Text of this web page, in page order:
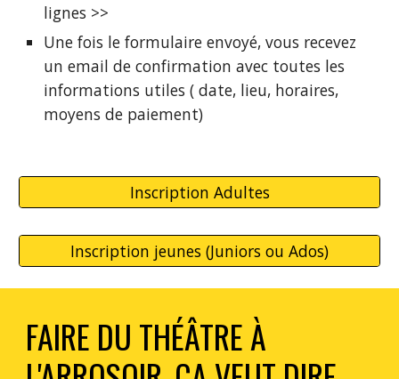
lignes >>
Une fois le formulaire envoyé, vous recevez
un email de confirmation avec toutes les
informations utiles ( date, lieu, horaires,
moyens de paiement)
Inscription Adultes
Inscription jeunes (Juniors ou Ados)
FAIRE DU THÉÂTRE À